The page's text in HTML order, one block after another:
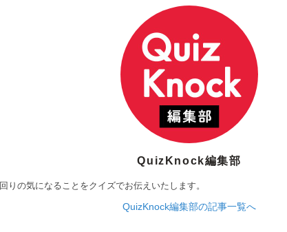
QuizKnock編集部
りの気になることをクイズでお伝えいたします。
QuizKnock編集部の記事一覧へ